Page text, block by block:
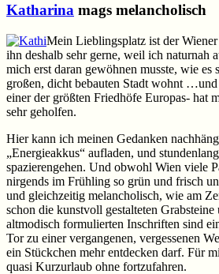
Katharina mags melancholisch
Mein Lieblingsplatz ist der
ihn deshalb sehr gerne, weil ich naturnah
mich erst daran gewöhnen musste, wie es
großen, dicht bebauten Stadt wohnt
einer der größten Friedhöfe Europas- hat
sehr geholfen.
Hier kann ich meinen Gedanken
„Energieakkus“ aufladen, und
spazierengehen. Und obwohl Wien viele
nirgends im Frühling so grün und frisch
und gleichzeitig melancholisch, wie am
schon die kunstvoll gestalteten
altmodisch formulierten Inschriften sind
Tor zu einer vergangenen, vergessenen
ein Stückchen mehr entdecken darf. Für
quasi Kurzurlaub ohne fortzufahren.